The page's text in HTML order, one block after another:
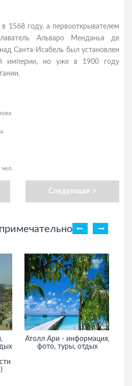
1568 году, а первооткрывателем
Альваро Менданья де
Санта-Исабель был установлен
империи, но уже в 1900 году
Следующая
Атолл Ари - информация,
фото, туры, отдых